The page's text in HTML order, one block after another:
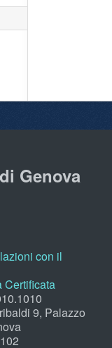
Genova
con il
Certificata
9, Palazzo